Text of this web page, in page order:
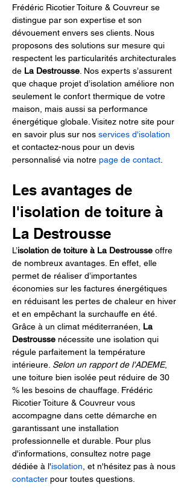
Frédéric Ricotier Toiture & Couvreur se
distingue par son expertise et son
dévouement envers ses clients. Nous
proposons des solutions sur mesure qui
respectent les particularités architecturales
de La Destrousse . Nos experts s’assurent
que chaque projet d’isolation améliore non
seulement le confort thermique de votre
maison, mais aussi sa performance
énergétique globale. Visitez notre site pour
en savoir plus sur nos services d'isolation
et contactez-nous pour un devis
personnalisé via notre page de contact
Les avantages de
l'isolation de toiture à
La Destrousse
L’isolation de toiture à La Destrousse offre
de nombreux avantages. En effet, elle
permet de réaliser d’importantes
économies sur les factures énergétiques
en réduisant les pertes de chaleur en hiver
et en empêchant la surchauffe en été.
Grâce à un climat méditerranéen, La
Destrousse nécessite une isolation qui
régule parfaitement la température
intérieure. Selon un rapport de l'ADEME,
une toiture bien isolée peut réduire de 30
% les besoins de chauffage. Frédéric
Ricotier Toiture & Couvreur vous
accompagne dans cette démarche en
garantissant une installation
professionnelle et durable. Pour plus
d'informations, consultez notre page
dédiée à l'isolation , et n'hésitez pas à nous
contacter pour toutes questions.